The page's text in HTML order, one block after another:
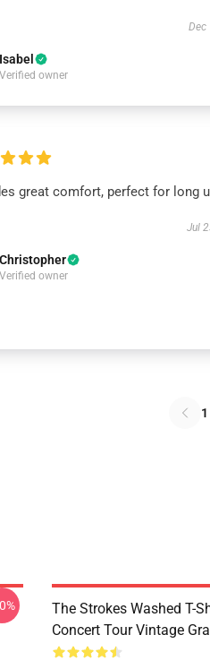
Dec
Isabel
Verified owner
great comfort, perfect for long
Jul
Christopher
Verified owner
1
The Strokes Washed T-
Concert Tour Vintage